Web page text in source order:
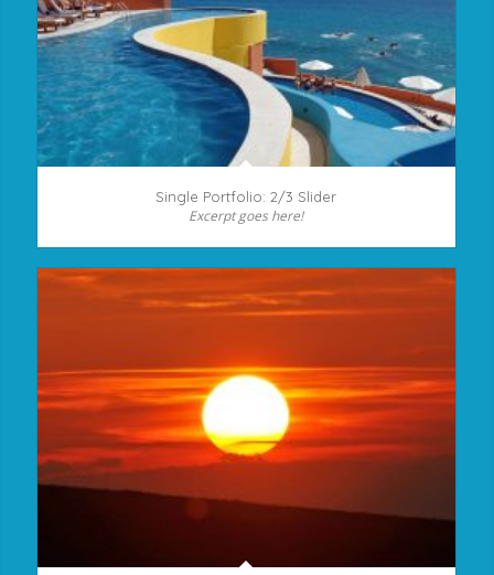
Single Portfolio: 2/3 Slider
Excerpt goes here!